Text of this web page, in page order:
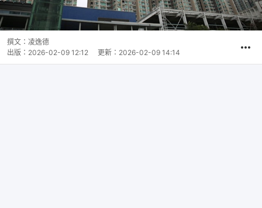
撰文： 凌逸德
出版： 2026-02-09 12:12 更新： 2026-02-09 14:14